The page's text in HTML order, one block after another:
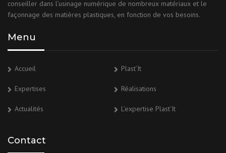
conseiller dans l’usinage numérique de nombreux matériaux et le
façonnage des matières plastiques, en fonction de vos besoins.
Menu
Accueil Plast’It
Expertises Réalisations
Actualités L’expertise Plast’It
Contact